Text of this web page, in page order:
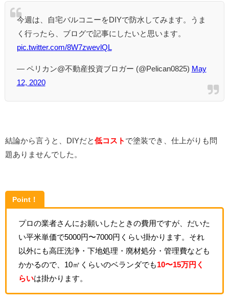
今週は、自宅バルコニーをDIYで防水してみます。うま
く行ったら、ブログで記事にしたいと思います。
pic.twitter.com/8W7zwevlQL
— ペリカン@不動産投資ブロガー (@Pelican0825) May
12, 2020
結論から言うと、DIYだと 低コスト で塗装でき、仕上がりも問
題ありませんでした。
Point！
プロの業者さんにお願いしたときの費用ですが、だいた
い平米単価で5000円〜7000円くらい掛かります。それ
以外にも高圧洗浄・下地処理・廃材処分・管理費なども
かかるので、10㎡くらいのベランダでも 10〜15万円く
らいは掛かります。